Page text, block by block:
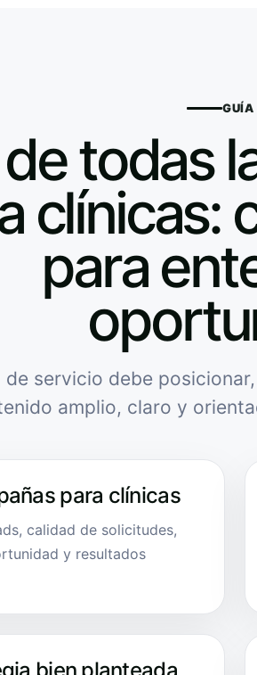
GUÍA
de todas
clínicas:
para
de servicio debe
amplio, claro y
para clínicas
calidad de solicitudes,
y resultados